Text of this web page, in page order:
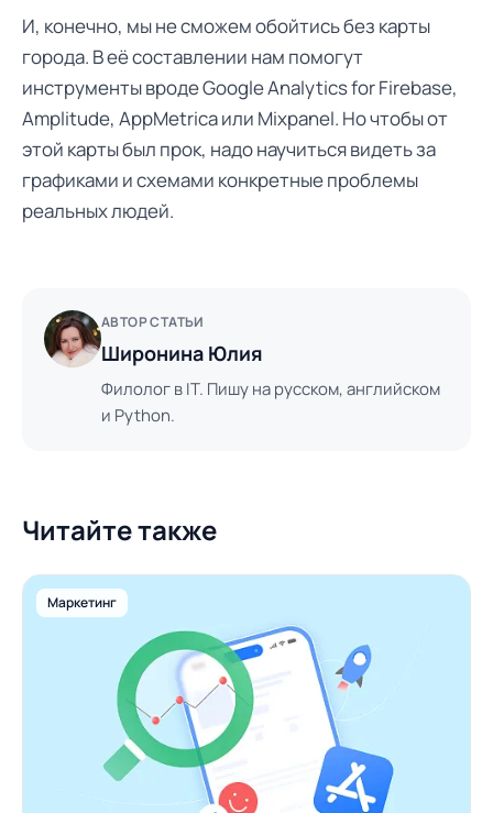
И, конечно, мы не сможем обойтись без карты
города. В её составлении нам помогут
инструменты вроде Google Analytics for Firebase,
Amplitude, AppMetrica или Mixpanel. Но чтобы от
этой карты был прок, надо научиться видеть за
графиками и схемами конкретные проблемы
реальных людей.
АВТОР СТАТЬИ
Широнина Юлия
Филолог в IT. Пишу на русском, английском
и Python.
Читайте также
Маркетинг